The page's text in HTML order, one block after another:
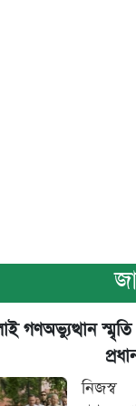
গণঅভ্যুত্থান